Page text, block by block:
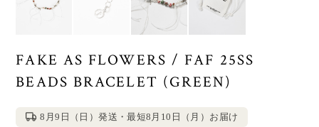
FAKE AS FLOWERS / FAF 25SS
BEADS BRACELET (GREEN)
8月9日（日）発送・最短8月10日（月）お届け